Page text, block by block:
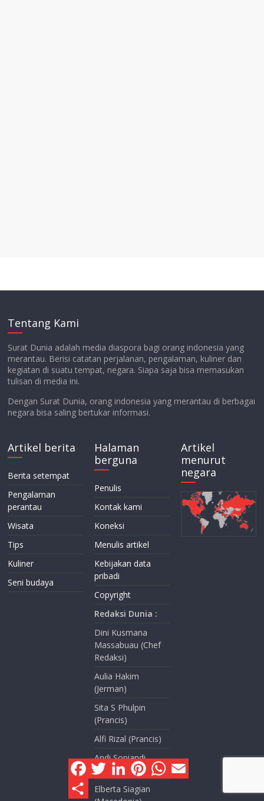
Tentang Kami
Surat Dunia adalah media diaspora bagi orang indonesia yang
merantau. Berisi catatan perjalanan, pengalaman, kuliner dan
kegiatan di suatu tempat, negara. Siapa saja bisa memasukan
tulisan di media ini.
Dengan Surat Dunia, orang indonesia yang merantau di berbagai
negara bisa saling bertukar informasi.
Artikel berita
Berita setempat
Pengalaman
perantau
Wisata
Tips
Kuliner
Seni budaya
Halaman
berguna
Penulis
Kontak kami
Koneksi
Menulis artikel
Kebijakan data
pribadi
Copyright
Redaksi Dunia :
Dini Kusmana
Massabuau (Chef
Redaksi)
Aulia Hakim
(Jerman)
Sita S Phulpin
(Prancis)
Alfi Rizal (Prancis)
Andi Sopiandi
(Indonesia)
Elberta Siagian
Artikel
menurut
negara
F
a
c
T
w
i
t
L
n
k
P
n
t
W
h
a